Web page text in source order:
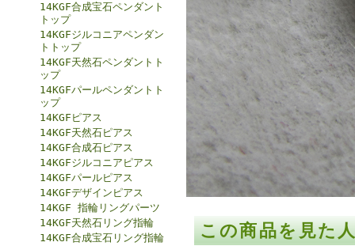
14KGF合成宝石ペンダント
トップ
14KGFジルコニアペンダン
トトップ
14KGF天然石ペンダントト
ップ
14KGFパールペンダントト
ップ
14KGFピアス
14KGF天然石ピアス
14KGF合成石ピアス
14KGFジルコニアピアス
14KGFパールピアス
14KGFデザインピアス
14KGF 指輪リングパーツ
14KGF天然石リング指輪
14KGF合成宝石リング指輪
この商品を見た